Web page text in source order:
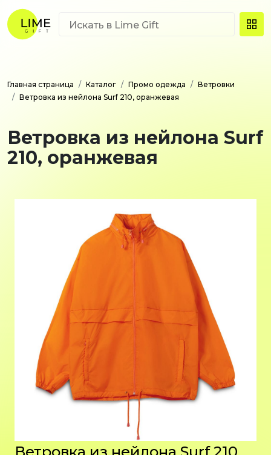
Главная страница Каталог Промо одежда
Ветровки
Ветровка из нейлона Surf 210, оранжевая
Ветровка из нейлона Surf
210, оранжевая